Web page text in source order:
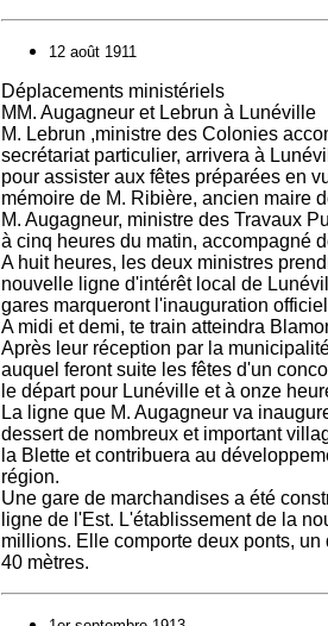
12 août 1911
Déplacements ministériels
MM. Augagneur et Lebrun à Lunéville
M. Lebrun ,ministre des Colonies
secrétariat particulier, arrivera à
pour assister aux fêtes préparées en
mémoire de M. Ribière, ancien maire
M. Augagneur, ministre des Travaux
à cinq heures du matin, accompagné
A huit heures, les deux ministres
nouvelle ligne d'intérêt local de
gares marqueront l'inauguration
A midi et demi, te train atteindra
Après leur réception par la
auquel feront suite les fêtes d'un
le départ pour Lunéville et à onze
La ligne que M. Augagneur va
dessert de nombreux et important
la Blette et contribuera au
région.
Une gare de marchandises a été
ligne de l'Est. L'établissement de la
millions. Elle comporte deux ponts,
40 mètres.